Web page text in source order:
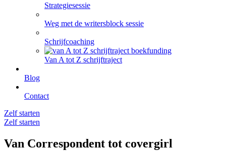
Strategiesessie
Weg met de writersblock sessie
Schrijfcoaching
Van A tot Z schrijftraject
Blog
Contact
Zelf starten
Zelf starten
Van Correspondent tot covergirl